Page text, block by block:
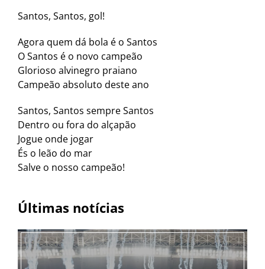
Santos, Santos, gol!
Agora quem dá bola é o Santos
O Santos é o novo campeão
Glorioso alvinegro praiano
Campeão absoluto deste ano
Santos, Santos sempre Santos
Dentro ou fora do alçapão
Jogue onde jogar
És o leão do mar
Salve o nosso campeão!
Últimas notícias